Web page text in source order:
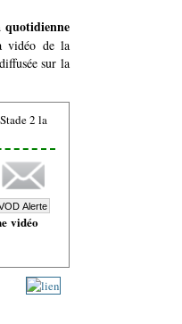
quotidienne
vidéo de la
sur la
2 la
vidéo